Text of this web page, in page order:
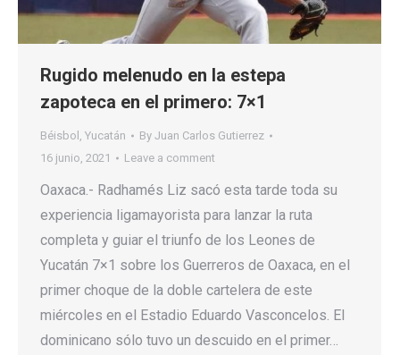
Rugido melenudo en la estepa
zapoteca en el primero: 7×1
Béisbol , Yucatán By Juan Carlos Gutierrez
16 junio, 2021
Leave a comment
Oaxaca.- Radhamés Liz sacó esta tarde toda su
experiencia ligamayorista para lanzar la ruta
completa y guiar el triunfo de los Leones de
Yucatán 7×1 sobre los Guerreros de Oaxaca, en el
primer choque de la doble cartelera de este
miércoles en el Estadio Eduardo Vasconcelos. El
dominicano sólo tuvo un descuido en el primer…